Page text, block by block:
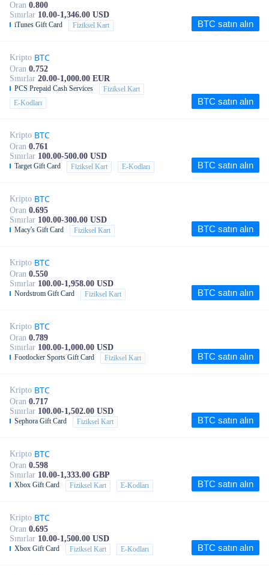
Oran 0.800
Sınırlar 10.00-1,346.00 USD
iTunes Gift Card Fiziksel Kart BTC satın alın
Kripto BTC
Oran 0.752
Sınırlar 20.00-1,000.00 EUR
PCS Prepaid Cash Services
Fiziksel Kart
E-Kodları
BTC satın alın
Kripto BTC
Oran 0.761
Sınırlar 100.00-500.00 USD
Target Gift Card Fiziksel Kart E-Kodları BTC satın alın
Kripto BTC
Oran 0.695
Sınırlar 100.00-300.00 USD
Macy's Gift Card Fiziksel Kart BTC satın alın
Kripto BTC
Oran 0.550
Sınırlar 100.00-1,958.00 USD
Nordstrom Gift Card Fiziksel Kart BTC satın alın
Kripto BTC
Oran 0.789
Sınırlar 100.00-1,000.00 USD
Footlocker Sports Gift Card Fiziksel Kart BTC satın alın
Kripto BTC
Oran 0.717
Sınırlar 100.00-1,502.00 USD
Sephora Gift Card Fiziksel Kart BTC satın alın
Kripto BTC
Oran 0.598
Sınırlar 10.00-1,333.00 GBP
Xbox Gift Card Fiziksel Kart E-Kodları BTC satın alın
Kripto BTC
Oran 0.695
Sınırlar 10.00-1,500.00 USD
Xbox Gift Card Fiziksel Kart E-Kodları BTC satın alın